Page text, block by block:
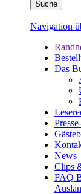
Navigation
Das
News
Clips
FAQ